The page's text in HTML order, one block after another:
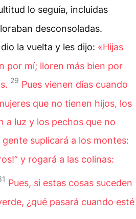
lo seguía, incluidas
desconsoladas.
la vuelta y les dijo: «Hijas
por mí; lloren más bien por
29 Pues vienen días cuando
que no tienen hijos, los
a luz y los pechos que no
gente suplicará a los montes:
y rogará a las colinas:
Pues, si estas cosas suceden
¿qué pasará cuando esté